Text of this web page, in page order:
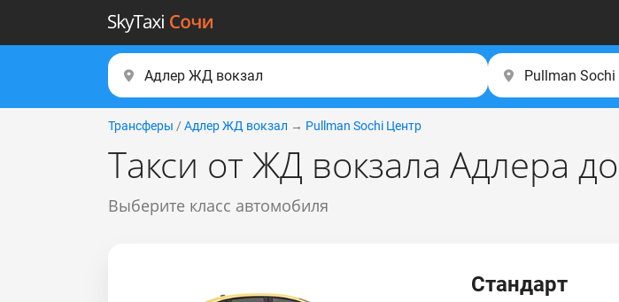
Трансферы / Адлер ЖД вокзал → Pullman Sochi Центр
Такси от ЖД вокзала Адлера
Выберите класс автомобиля
Стандарт